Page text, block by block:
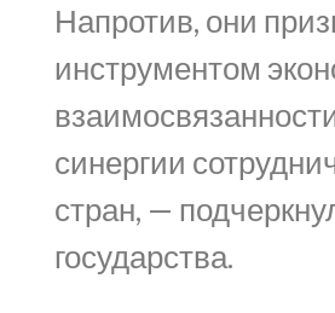
Напротив, они
инструментом
синергии
стран, —
государства.